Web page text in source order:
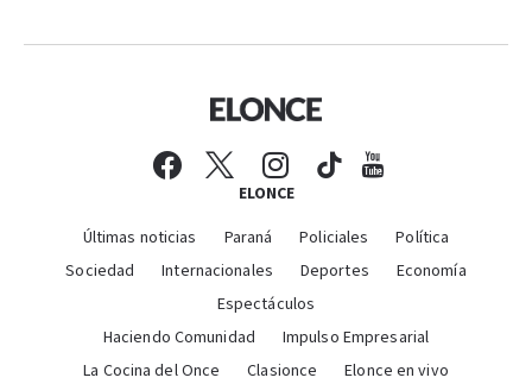
ELONCE
Últimas noticias Paraná Policiales
Política
Sociedad
Internacionales Deportes
Economía
Espectáculos
Haciendo Comunidad
Impulso Empresarial
La Cocina del Once
Clasionce Elonce en vivo